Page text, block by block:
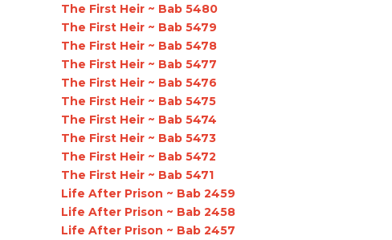
The First Heir ~ Bab 5480
The First Heir ~ Bab 5479
The First Heir ~ Bab 5478
The First Heir ~ Bab 5477
The First Heir ~ Bab 5476
The First Heir ~ Bab 5475
The First Heir ~ Bab 5474
The First Heir ~ Bab 5473
The First Heir ~ Bab 5472
The First Heir ~ Bab 5471
Life After Prison ~ Bab 2459
Life After Prison ~ Bab 2458
Life After Prison ~ Bab 2457